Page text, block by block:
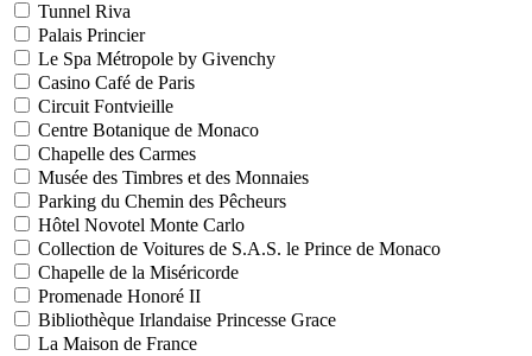
Tunnel Riva
Palais Princier
Le Spa Métropole by Givenchy
Casino Café de Paris
Circuit Fontvieille
Centre Botanique de Monaco
Chapelle des Carmes
Musée des Timbres et des Monnaies
Parking du Chemin des Pêcheurs
Hôtel Novotel Monte Carlo
Collection de Voitures de S.A.S. le Prince de Monaco
Chapelle de la Miséricorde
Promenade Honoré II
Bibliothèque Irlandaise Princesse Grace
La Maison de France